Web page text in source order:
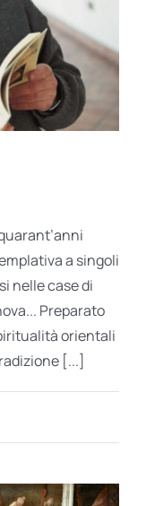
a singoli
nelle case di
Preparato
orientali
[...]